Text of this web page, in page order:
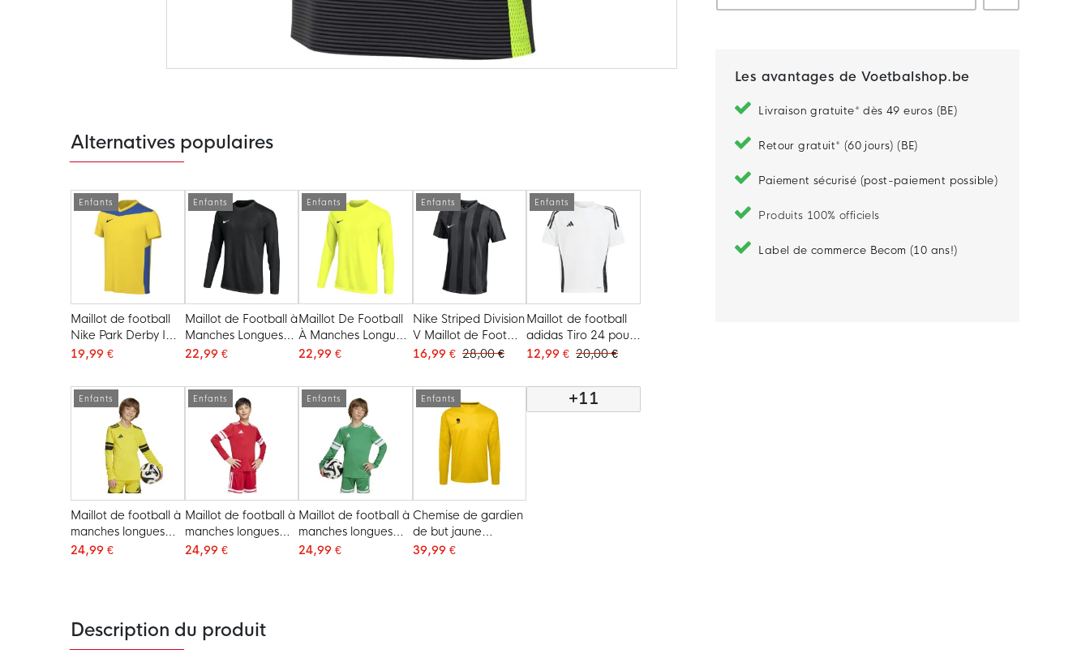
Galerie
d’images
Les avantages de Voetbalshop.be
Livraison gratuite* dès 49 euros (BE)
Retour gratuit* (60 jours) (BE)
Paiement sécurisé (post-paiement possible)
Produits 100% officiels
Label de commerce Becom (10 ans!)
Alternatives populaires
Enfants
Maillot de football
Nike Park Derby IV
pour enfant, jaune,
19,99 €
Enfants
Maillot de Football à
Manches Longues
Nike Dri-FIT Park VIII
blanc
22,99 €
Enfants
Maillot De Football
À Manches Longues
Nike Dri-FIT Park VIII
Néon, Noir
22,99 €
Enfants
Nike Striped Division
V Maillot de Foot
Enfants Gris Foncé
16,99 € 28,00 €
Enfants
Maillot de football
adidas Tiro 24 pour
Enfants, blanc et
12,99 € 20,00 €
Enfants
Maillot de football à
manches longues
adidas Squadra 25
24,99 €
Enfants
Maillot de football à
manches longues
adidas Squadra 25
24,99 €
Enfants
Maillot de football à
manches longues
adidas Squadra 25
24,99 €
Enfants
Chemise de gardien
de but jaune
rembourrée à
39,99 €
+11
Description du produit